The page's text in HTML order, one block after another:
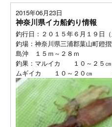
2015年06月23日
神奈川県イカ船釣り情報
釣行日：２０１５年６月１９日（
釣場：神奈川県三浦郡葉山町
島沖 １５ｍ～２８ｍ
釣果：マルイカ １０～２５
ムギイカ １０～２０㎝